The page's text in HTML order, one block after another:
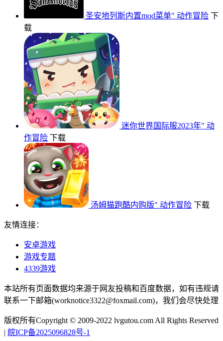
圣安地列斯内置mod菜单" 动作冒险 下
载
迷你世界国际服2023年" 动
作冒险 下载
汤姆猫跑酷内购版" 动作冒险 下载
友情连接：
安卓游戏
游戏专题
4339游戏
本站所有页面数据均来源于网友投稿和百度数据，如有违规请
联系一下邮箱(worknotice3322@foxmail.com)，我们会尽快处理
版权所有Copyright © 2009-2022 lvgutou.com All Rights Reserved
| 皖ICP备2025096828号-1